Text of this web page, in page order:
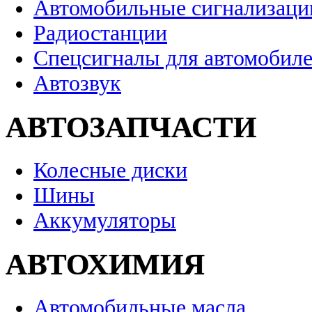
Автомобильные
Радиостанции
Спецсигналы для
Автозвук
АВТОЗАПЧАСТИ
Колесные диски
Шины
Аккумуляторы
АВТОХИМИЯ